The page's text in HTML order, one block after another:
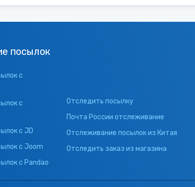
посылок
с
с
с JD
с Joom
с Pandao
Отследить посылку
Почта России отслеживание
Отслеживание посылок из Китая
Отследить заказ из магазина